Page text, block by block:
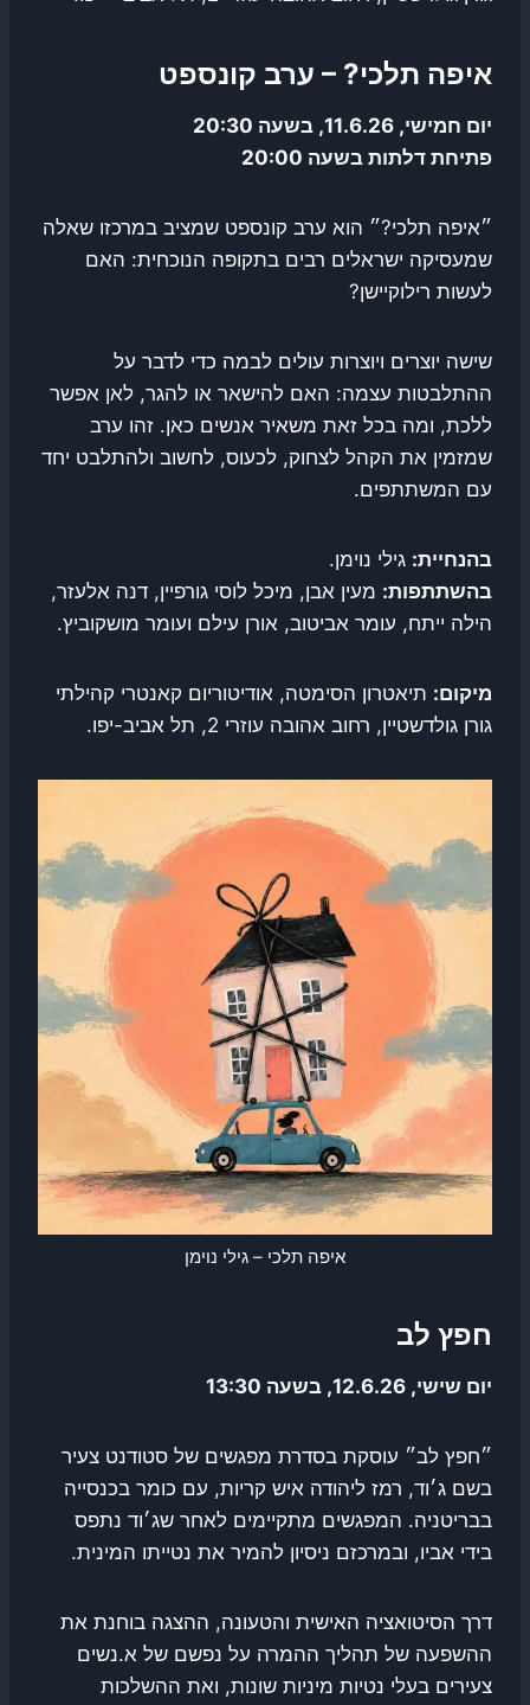
איפה תלכי? – ערב קונספט
יום חמישי, 11.6.26, בשעה 20:30
פתיחת דלתות בשעה 20:00
״איפה תלכי?״ הוא ערב קונספט שמציב במרכזו שאלה
שמעסיקה ישראלים רבים בתקופה הנוכחית: האם
לעשות רילוקיישן?
שישה יוצרים ויוצרות עולים לבמה כדי לדבר על
ההתלבטות עצמה: האם להישאר או להגר, לאן אפשר
ללכת, ומה בכל זאת משאיר אנשים כאן. זהו ערב
שמזמין את הקהל לצחוק, לכעוס, לחשוב ולהתלבט יחד
עם המשתתפים.
בהנחיית: גילי נוימן.
בהשתתפות: מעין אבן, מיכל לוסי גורפיין, דנה אלעזר,
הילה ייתח, עומר אביטוב, אורן עילם ועומר מושקוביץ.
מיקום: תיאטרון הסימטה, אודיטוריום קאנטרי קהילתי
גורן גולדשטיין, רחוב אהובה עוזרי 2, תל אביב-יפו.
איפה תלכי – גילי נוימן
חפץ לב
יום שישי, 12.6.26, בשעה 13:30
״חפץ לב״ עוסקת בסדרת מפגשים של סטודנט צעיר
בשם ג׳וד, רמז ליהודה איש קריות, עם כומר בכנסייה
בבריטניה. המפגשים מתקיימים לאחר שג׳וד נתפס
בידי אביו, ובמרכזם ניסיון להמיר את נטייתו המינית.
דרך הסיטואציה האישית והטעונה, ההצגה בוחנת את
ההשפעה של תהליך ההמרה על נפשם של א.נשים
צעירים בעלי נטיות מיניות שונות, ואת ההשלכות